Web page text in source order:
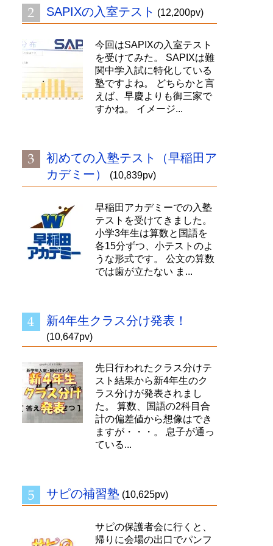
SAPIXの入室テスト (12,200pv)
今回はSAPIXの入室テスト
を受けてみた。 SAPIXは難
関中学入試に特化している
塾ですよね。 どちらかと言
えば、早慶よりも御三家で
すかね。 イメージ...
初めての入塾テスト（早稲田ア
カデミー）
(10,839pv)
早稲田アカデミーでの入塾
テストを受けてきました。
小学3年生は算数と国語を
各15分ずつ、小テストのよ
うな形式です。 公文の算数
では歯が立たない ま...
新4年生クラス分け発表！
(10,647pv)
先日行われたクラス分けテ
スト結果から新4年生のク
ラス分けが発表されまし
た。 算数、国語の2科目合
計の偏差値から想像はでき
ますが・・・。 息子が通っ
ている...
サピの補習塾 (10,625pv)
サピの保護者会に行くと、
帰りに会場の出口でパンフ